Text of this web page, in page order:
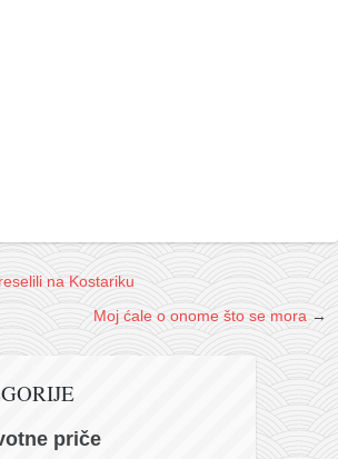
na Kostariku
Moj ćale o onome što se mora →
priče